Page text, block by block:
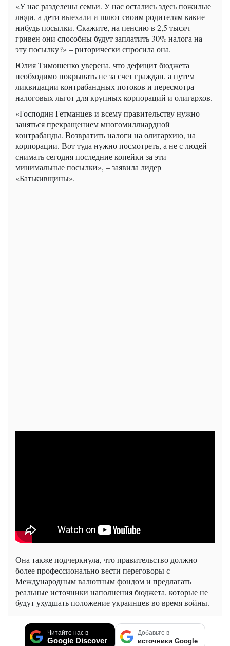
«У нас разделены семьи. У нас остались здесь пожилые
люди, а дети выехали и шлют своим родителям какие-
нибудь посылки. Скажите, на пенсию в 2,5 тысяч
гривен они способны будут заплатить 30% налога на
эту посылку?» – риторически спросила она.
Юлия Тимошенко уверена, что дефицит бюджета
необходимо покрывать не за счет граждан, а путем
ликвидации контрабандных потоков и пересмотра
налоговых льгот для крупных корпораций и олигархов.
«Господин Гетманцев и всему правительству нужно
заняться прекращением многомиллиардной
контрабанды. Возвратить налоги на олигархию, на
корпорации. Вот туда нужно посмотреть, а не с людей
сниматьсегодняпоследние копейки за эти
минимальные посылки», – заявила лидер
«Батькивщины».
Она также подчеркнула, что правительство должно
более профессионально вести переговоры с
Международным валютным фондом и предлагать
реальные источники наполнения бюджета, которые не
будут ухудшать положение украинцев во время войны.
Читайте нас в
Google Discover
Добавьте в
источники Google